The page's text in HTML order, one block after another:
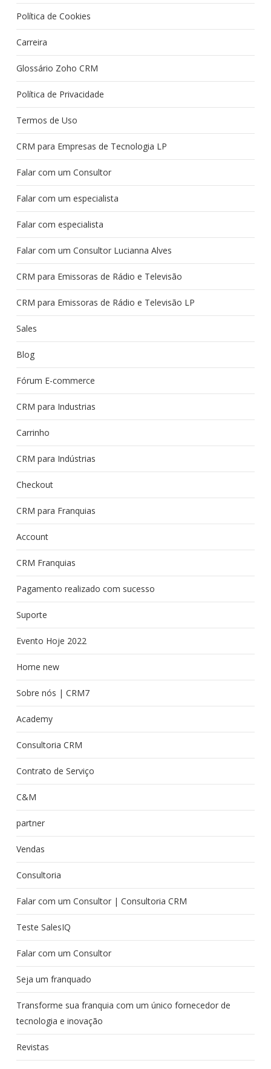
Política de Cookies
Carreira
Glossário Zoho CRM
Política de Privacidade
Termos de Uso
CRM para Empresas de Tecnologia LP
Falar com um Consultor
Falar com um especialista
Falar com especialista
Falar com um Consultor Lucianna Alves
CRM para Emissoras de Rádio e Televisão
CRM para Emissoras de Rádio e Televisão LP
Sales
Blog
Fórum E-commerce
CRM para Industrias
Carrinho
CRM para Indústrias
Checkout
CRM para Franquias
Account
CRM Franquias
Pagamento realizado com sucesso
Suporte
Evento Hoje 2022
Home new
Sobre nós | CRM7
Academy
Consultoria CRM
Contrato de Serviço
C&M
partner
Vendas
Consultoria
Falar com um Consultor | Consultoria CRM
Teste SalesIQ
Falar com um Consultor
Seja um franquado
Transforme sua franquia com um único fornecedor de
tecnologia e inovação
Revistas